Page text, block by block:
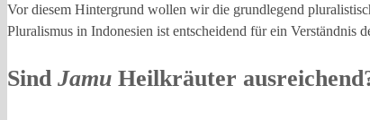
Vor diesem Hintergrund wollen wir die grundlegend
Pluralismus in Indonesien ist entscheidend für ein Verständnis
Sind Jamu Heilkräuter